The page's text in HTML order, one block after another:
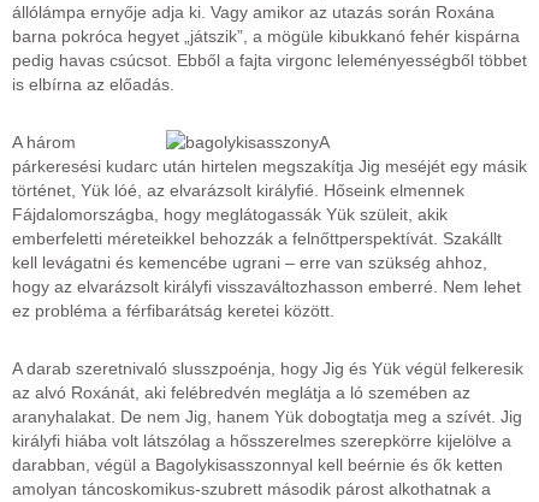
állólámpa ernyője adja ki. Vagy amikor az utazás során Roxána
barna pokróca hegyet „játszik”, a mögüle kibukkanó fehér kispárna
pedig havas csúcsot. Ebből a fajta virgonc leleményességből többet
is elbírna az előadás.
A három
párkeresési kudarc után hirtelen megszakítja Jig meséjét egy másik
történet, Yük lóé, az elvarázsolt királyfié. Hőseink elmennek
Fájdalomországba, hogy meglátogassák Yük szüleit, akik
emberfeletti méreteikkel behozzák a felnőttperspektívát. Szakállt
kell levágatni és kemencébe ugrani – erre van szükség ahhoz,
hogy az elvarázsolt királyfi visszaváltozhasson emberré. Nem lehet
ez probléma a férfibarátság keretei között.
A darab szeretnivaló slusszpoénja, hogy Jig és Yük végül felkeresik
az alvó Roxánát, aki felébredvén meglátja a ló szemében az
aranyhalakat. De nem Jig, hanem Yük dobogtatja meg a szívét. Jig
királyfi hiába volt látszólag a hősszerelmes szerepkörre kijelölve a
darabban, végül a Bagolykisasszonnyal kell beérnie és ők ketten
amolyan táncoskomikus-szubrett második párost alkothatnak a